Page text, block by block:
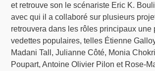
et retrouve son le scénariste Eric K.
avec qui il a collaboré sur plusieurs
retrouvera dans les rôles principaux une
vedettes populaires, telles Étienne
Madani Tall, Julianne Côté, Monia
Poupart, Antoine Olivier Pilon et Rose-